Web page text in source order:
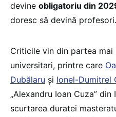
devine obligatoriu din
doresc să devină profesori.
Criticile vin din partea
universitari, printre care
Dubălaru și Ionel-Dumitrel
„Alexandru Ioan Cuza”
scurtarea duratei